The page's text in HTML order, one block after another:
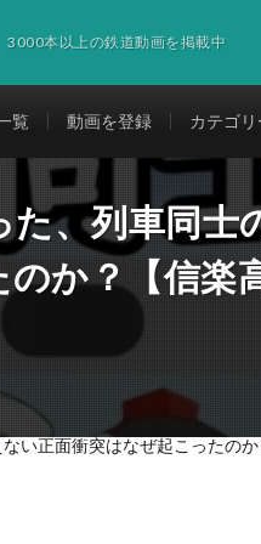
3000本以上の鉄道動画を掲載中
覧 動画を登録 カテゴ
、列車同士
か？【信楽
い正面衝突はなぜ起こったのか